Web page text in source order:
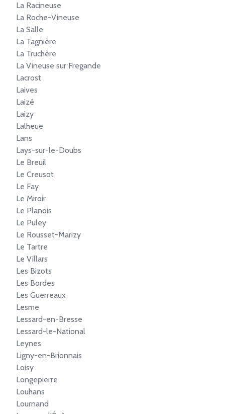
La Racineuse
La Roche-Vineuse
La Salle
La Tagnière
La Truchère
La Vineuse sur Fregande
Lacrost
Laives
Laizé
Laizy
Lalheue
Lans
Lays-sur-le-Doubs
Le Breuil
Le Creusot
Le Fay
Le Miroir
Le Planois
Le Puley
Le Rousset-Marizy
Le Tartre
Le Villars
Les Bizots
Les Bordes
Les Guerreaux
Lesme
Lessard-en-Bresse
Lessard-le-National
Leynes
Ligny-en-Brionnais
Loisy
Longepierre
Louhans
Lournand